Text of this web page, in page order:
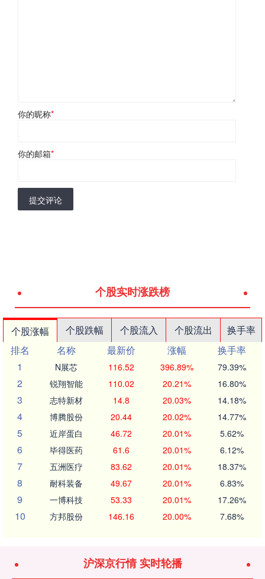
你的昵称*
你的邮箱*
提交评论
个股实时涨跌榜
个股涨幅 个股跌幅 个股流入 个股流出
换手率
排名
名称 最新价 涨幅
换手率
1
N展芯 116.52 396.89% 79.39%
2 锐翔智能 110.02 20.21% 16.80%
3 志特新材 14.8 20.03% 14.18%
4 博腾股份 20.44 20.02% 14.77%
5 近岸蛋白 46.72 20.01% 5.62%
6 毕得医药 61.6 20.01% 6.12%
7 五洲医疗 83.62 20.01% 18.37%
8 耐科装备 49.67 20.01% 6.83%
9 一博科技 53.33 20.01% 17.26%
10 方邦股份 146.16 20.00% 7.68%
沪深京行情 实时轮播